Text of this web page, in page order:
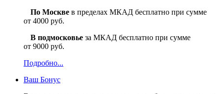
По Москве в пределах МКАД бесплатно при сумме
от 4000 руб.
В подмосковье за МКАД бесплатно при сумме
от 9000 руб.
Подробно...
Ваш Бонус